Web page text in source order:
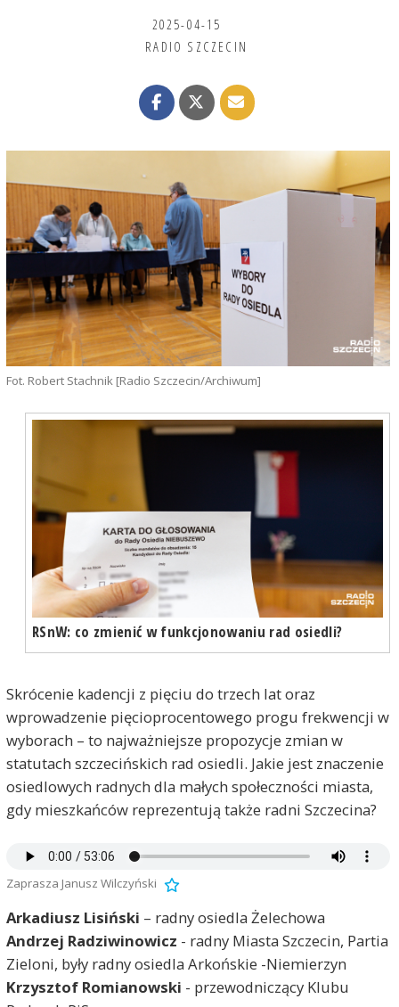
2025-04-15
RADIO SZCZECIN
Fot. Robert Stachnik [Radio Szczecin/Archiwum]
RSnW: co zmienić w funkcjonowaniu rad osiedli?
Skrócenie kadencji z pięciu do trzech lat oraz
wprowadzenie pięcioprocentowego progu frekwencji w
wyborach – to najważniejsze propozycje zmian w
statutach szczecińskich rad osiedli. Jakie jest znaczenie
osiedlowych radnych dla małych społeczności miasta,
gdy mieszkańców reprezentują także radni Szczecina?
Zaprasza Janusz Wilczyński
Arkadiusz Lisiński – radny osiedla Żelechowa
Andrzej Radziwinowicz - radny Miasta Szczecin, Partia
Zieloni, były radny osiedla Arkońskie -Niemierzyn
Krzysztof Romianowski - przewodniczący Klubu